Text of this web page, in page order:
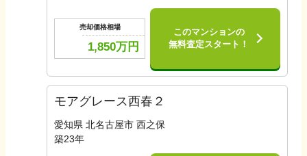
売却価格相場
1,850万円
このマンションの
無料査定スタート！
モアグレース西春２
愛知県 北名古屋市 西之保
築23年